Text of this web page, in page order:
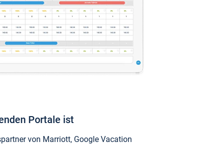
Portale ist
von Marriott, Google Vacation